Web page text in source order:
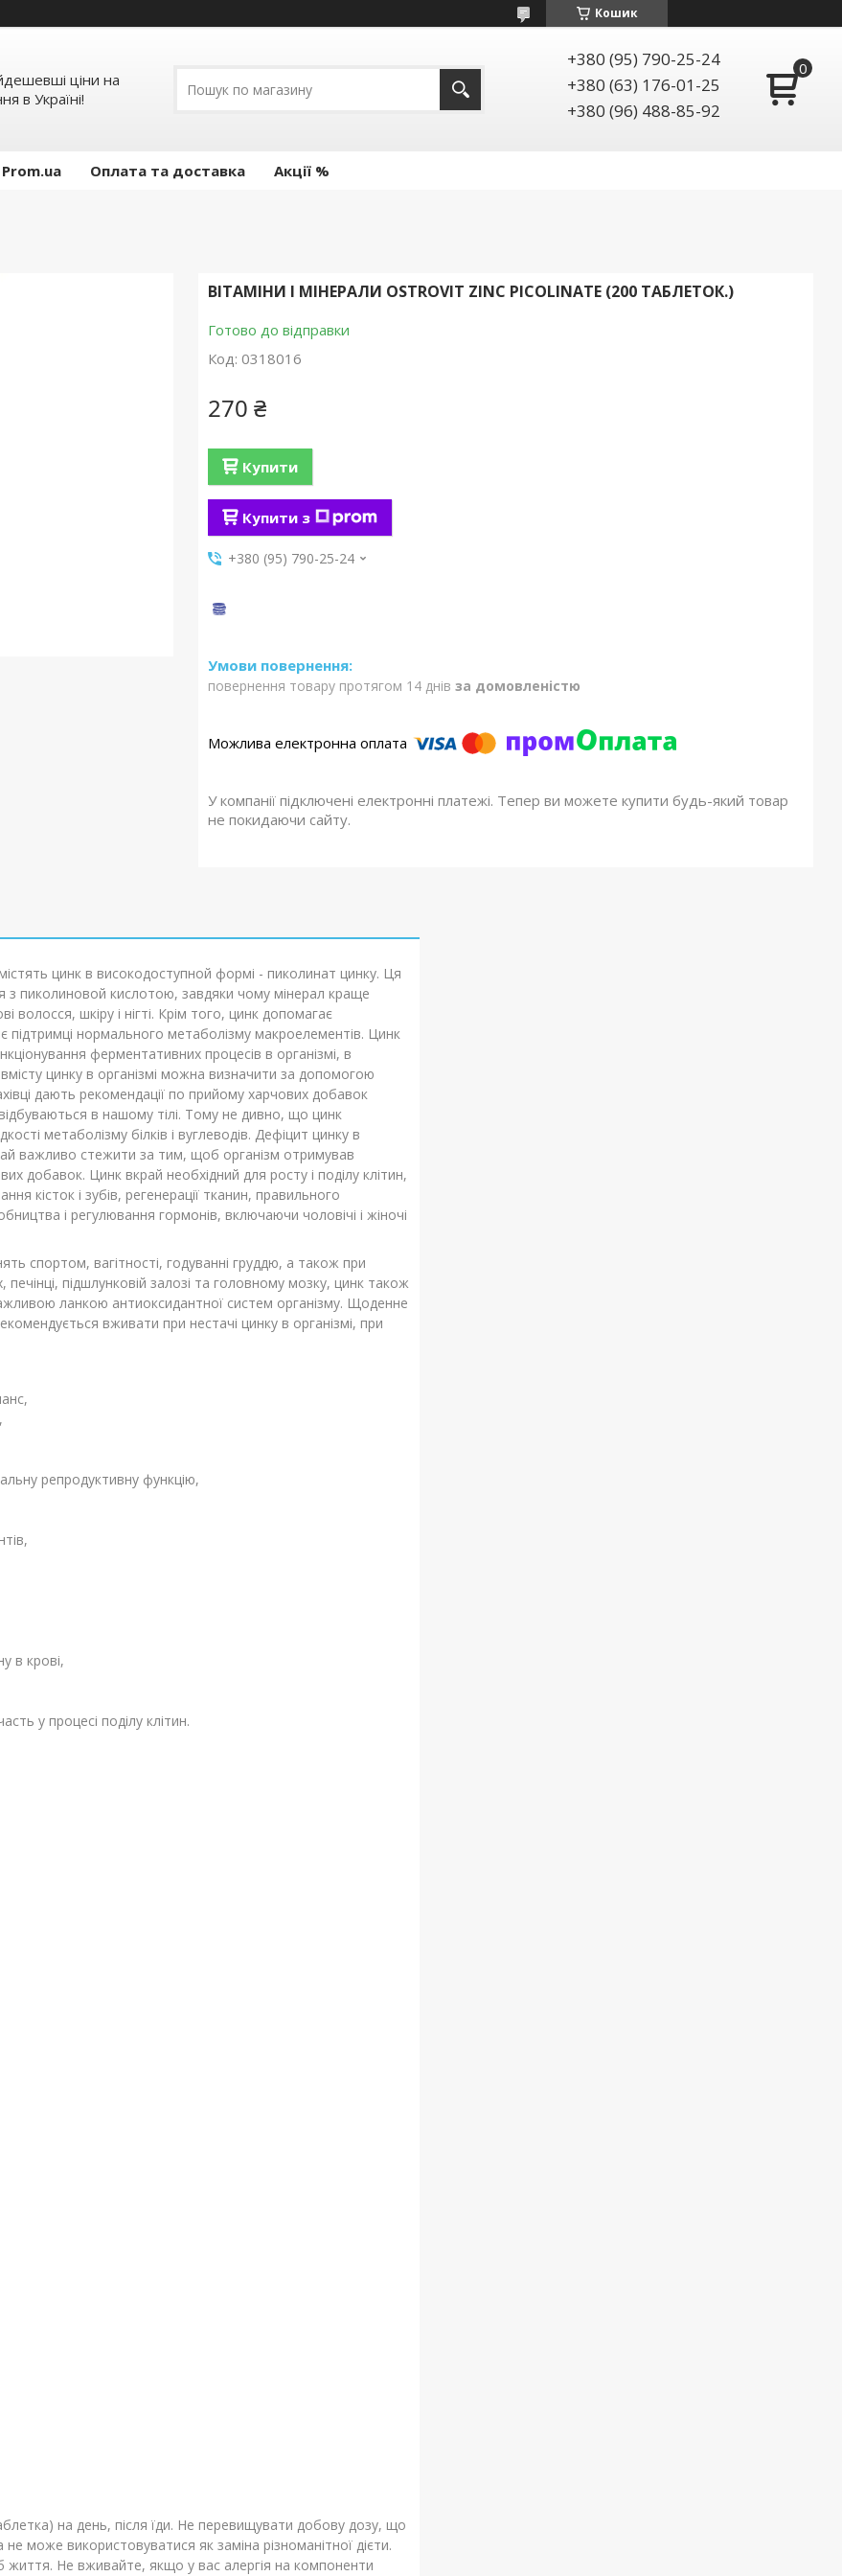
Кошик
ціни на
в Україні!
+380 (95) 790-25-24
+380 (63) 176-01-25
+380 (96) 488-85-92
Оплата та доставка Акції %
ВІТАМІНИ І МІНЕРАЛИ OSTROVIT ZINC PICOLINATE (200 ТАБЛЕТОК.)
Готово до відправки
Код: 0318016
270 ₴
Купити
Купити з
+380 (95) 790-25-24
повернення товару протягом 14 днів за домовленістю
У компанії підключені електронні платежі. Тепер ви можете купити будь-який товар
не покидаючи сайту.
цинк в високодоступной формі - пиколинат цинку. Ця
пиколиновой кислотою, завдяки чому мінерал краще
шкіру і нігті. Крім того, цинк допомагає
підтримці нормального метаболізму макроелементів. Цинк
ферментативних процесів в організмі, в
вмісту цинку в організмі можна визначити за допомогою
дають рекомендації по прийому харчових добавок
в нашому тілі. Тому не дивно, що цинк
метаболізму білків і вуглеводів. Дефіцит цинку в
важливо стежити за тим, щоб організм отримував
добавок. Цинк вкрай необхідний для росту і поділу клітин,
кісток і зубів, регенерації тканин, правильного
і регулювання гормонів, включаючи чоловічі і жіночі
спортом, вагітності, годуванні груддю, а також при
підшлунковій залозі та головному мозку, цинк також
ланкою антиоксидантної систем організму. Щоденне
вживати при нестачі цинку в організмі, при
репродуктивну функцію,
в крові,
у процесі поділу клітин.
на день, після їди. Не перевищувати добову дозу, що
може використовуватися як заміна різноманітної дієти.
життя. Не вживайте, якщо у вас алергія на компоненти